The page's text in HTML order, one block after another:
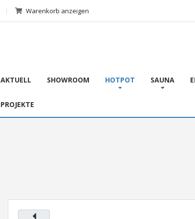
Warenkorb anzeigen
AKTUELL SHOWROOM HOTPOT SAUNA
PROJEKTE